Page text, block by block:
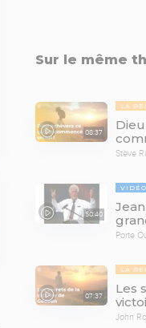
Sur le même
08:37
LA
Stève
50:40
VIDÉO
Porte
07:37
LA
Les
John